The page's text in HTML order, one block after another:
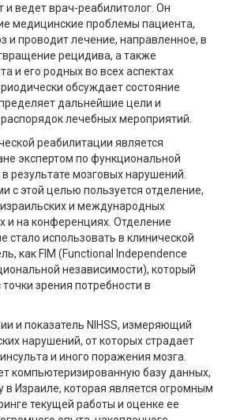
и ведет врач-реабилитолог. Он
медицинские проблемы пациента,
и проводит лечение, направленное, в
рецидива, а также
и его родных во всех аспектах
обсуждает состояние
дальнейшие цели и
лечебных мероприятий.
реабилитации является
экспертом по функциональной
результате мозговых нарушений.
с этой целью пользуется отделение,
и международных
и на конференциях. Отделение
стало использовать в клинической
как FIM (Functional Independence
независимости), который
зрения потребности в
и показатель NIHSS, измеряющий
нарушений, от которых страдает
и иного поражения мозга.
компьютеризированную базу данных,
Израиле, которая является огромным
текущей работы и оценке ее